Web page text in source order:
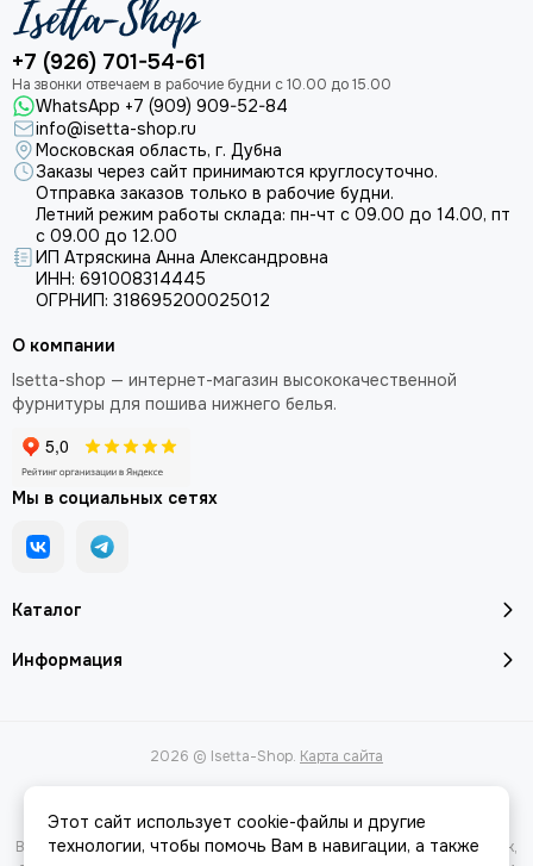
+7 (926) 701-54-61
WhatsApp +7 (909) 909-52-84
info@isetta-shop.ru
Московская область, г. Дубна
Заказы через сайт принимаются круглосуточно.
Отправка заказов только в рабочие будни.
Летний режим работы склада: пн-чт с 09.00 до 14.00, пт
с 09.00 до 12.00
ИП Атряскина Анна Александровна
ИНН: 691008314445
ОГРНИП: 318695200025012
Каталог
Информация
О компании
Isetta-shop — интернет-магазин высококачественной
фурнитуры для пошива нижнего белья.
Мы в социальных сетях
2026 © Isetta-Shop. Карта сайта
Вся представленная на сайте информация, касающаяся характеристик,
Этот сайт использует cookie-файлы и другие
технологии, чтобы помочь Вам в навигации, а также